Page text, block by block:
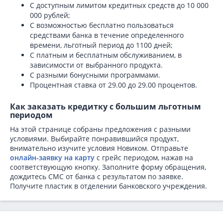
С доступным лимитом кредитных средств до 10 000
000 рублей;
С возможностью бесплатно пользоваться
средствами банка в течение определенного
времени, льготный период до 1100 дней;
С платным и бесплатным обслуживанием, в
зависимости от выбранного продукта.
С разными бонусными программами.
Процентная ставка от 29.00 до 29.00 процентов.
Как заказать кредитку с большим льготным
периодом
На этой странице собраны предложения с разными
условиями. Выбирайте понравившийся продукт,
внимательно изучите условия Новиком. Отправьте
онлайн-заявку на карту с грейс периодом, нажав на
соответствующую кнопку. Заполните форму обращения,
дождитесь СМС от банка с результатом по заявке.
Получите пластик в отделении банковского учреждения.